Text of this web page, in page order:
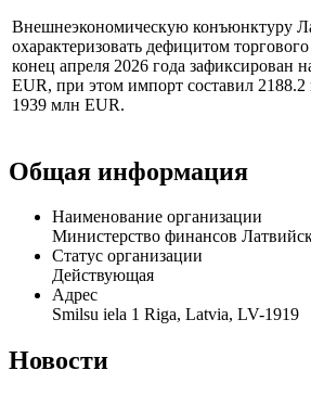
Внешнеэкономическую конъюнктуру
охарактеризовать дефицитом
конец апреля 2026 года зафиксирован
EUR, при этом импорт составил
1939 млн EUR.
Общая информация
Наименование организации
Министерство финансов
Статус организации
Действующая
Адрес
Smilsu iela 1 Riga, Latvia, LV-1919
Новости